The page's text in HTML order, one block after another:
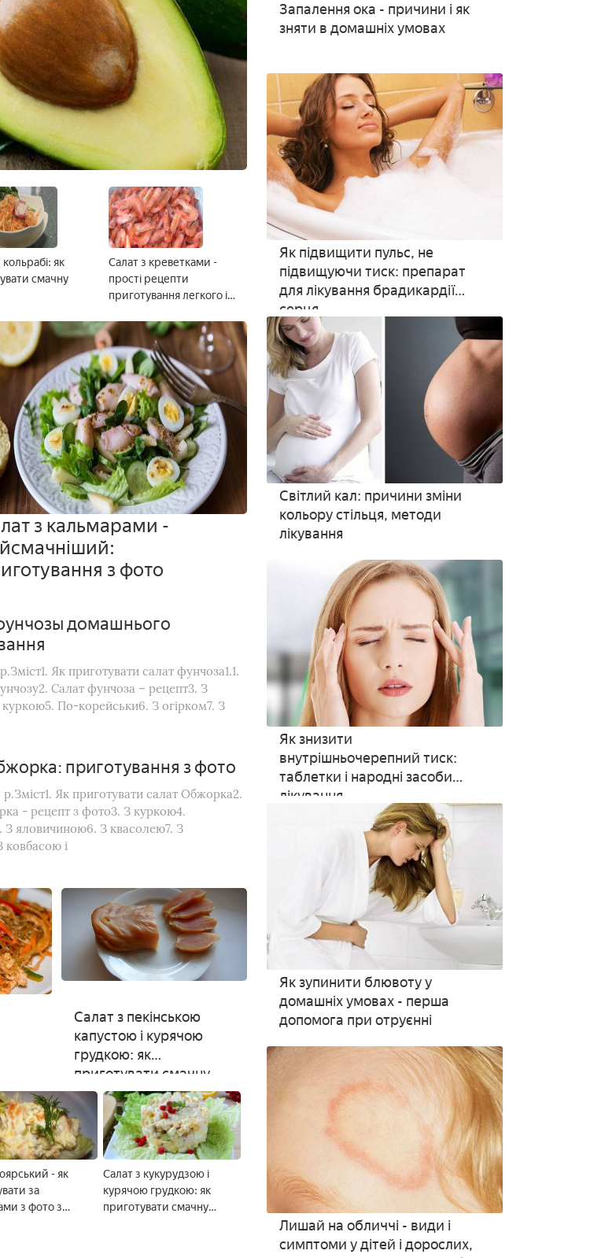
як
смачну
Салат з креветками -
прості рецепти
приготування легкого і
з фото
з кальмарами -
з фото
домашнього
Як приготувати салат фунчоза1.1.
Салат фунчоза – рецепт3. З
По-корейськи6. З огірком7. З
приготування з фото
р.Зміст1. Як приготувати салат Обжорка2.
- рецепт з фото3. З куркою4.
З яловичиною6. З квасолею7. З
ковбасою і
Салат з пекінською
капустою і курячою
грудкою: як
приготувати смачну
страву, фото
- як
за
з фото з
Салат з кукурудзою і
курячою грудкою: як
приготувати смачну
Запалення ока - причини і як
зняти в домашніх умовах
Як підвищити пульс, не
підвищуючи тиск: препарат
для лікування брадикардії
серця
Світлий кал: причини зміни
кольору стільця, методи
лікування
Як знизити
внутрішньочерепний тиск:
таблетки і народні засоби
лікування
Як зупинити блювоту у
домашніх умовах - перша
допомога при отруєнні
Лишай на обличчі - види і
симптоми у дітей і дорослих,